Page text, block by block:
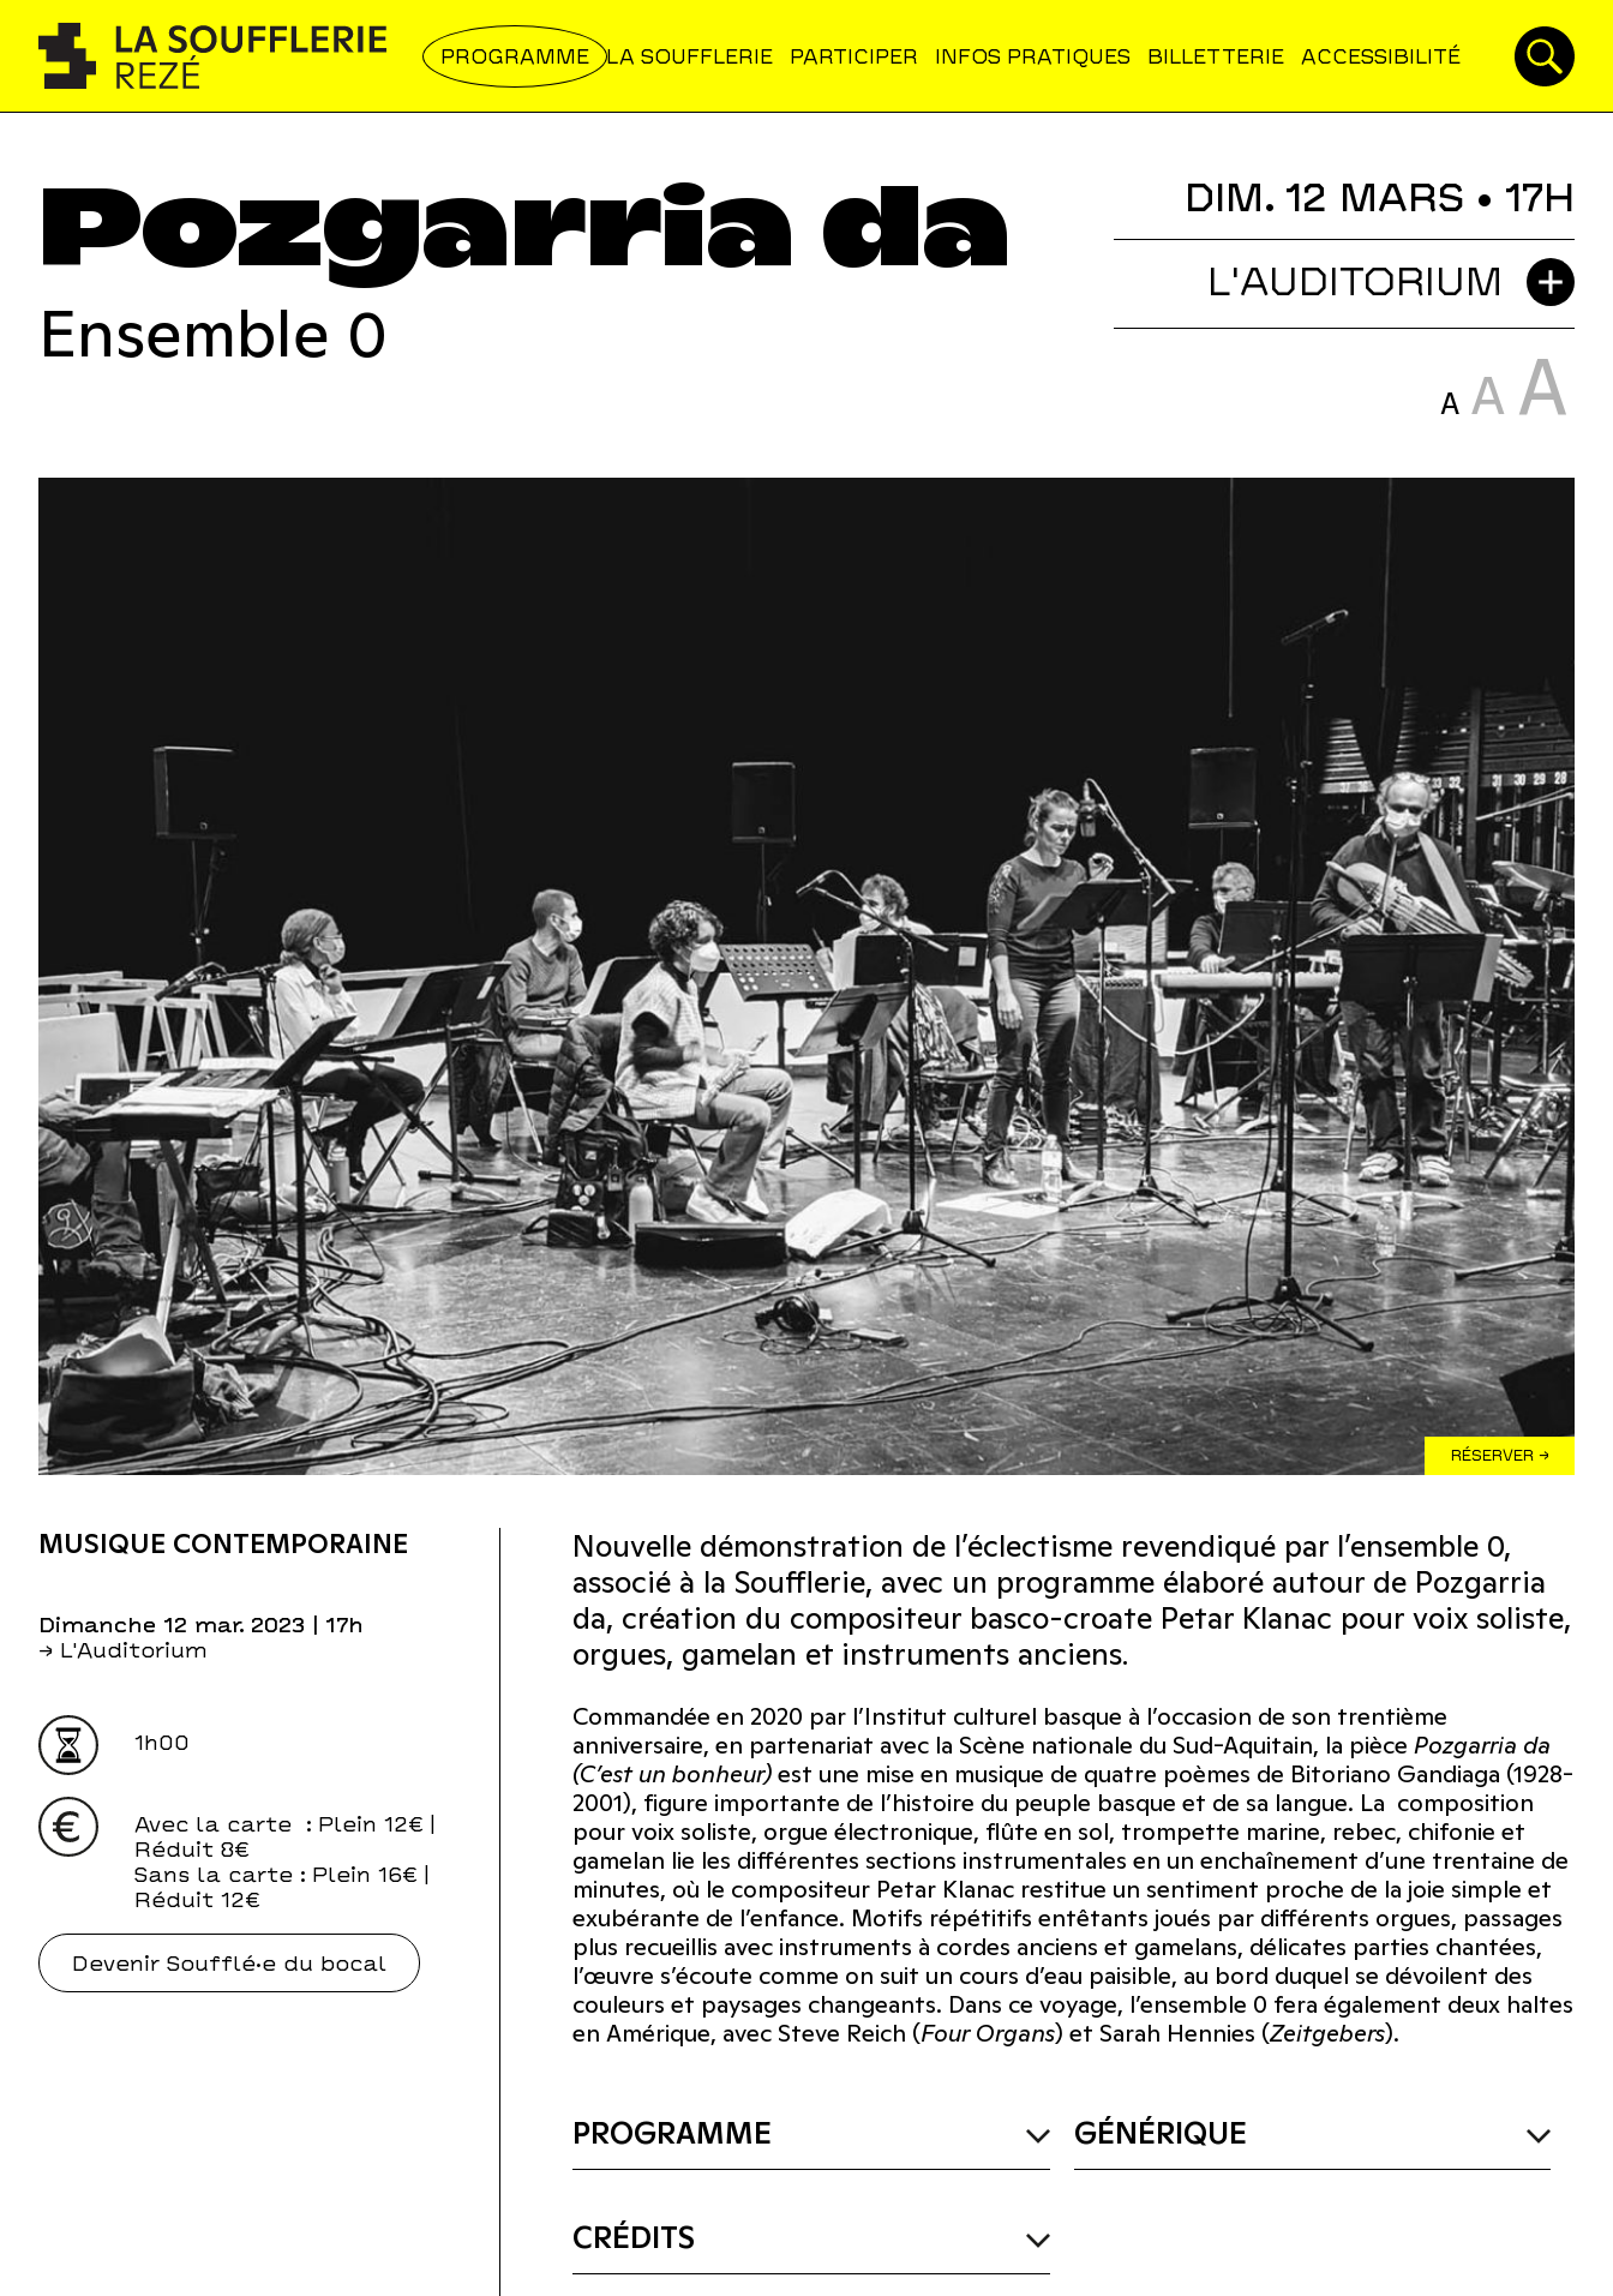
PROGRAMME LA SOUFFLERIE PARTICIPER INFOS PRATIQUES BILLETTERIE ACCESSIBILITÉ
Pozgarria da
Ensemble 0
DIM. 12 MARS • 17H
L'AUDITORIUM
A A A
RÉSERVER →
MUSIQUE CONTEMPORAINE
dimanche 12 mar. 2023 | 17h
→ L'Auditorium
1h00
Avec la carte
: Plein 12€ |
Réduit 8€
Sans la carte : Plein 16€ |
Réduit 12€
Devenir Soufflé·e du bocal
Nouvelle démonstration de l’éclectisme revendiqué par l’ensemble 0,
associé à la Soufflerie, avec un programme élaboré autour de Pozgarria
da, création du compositeur basco-croate Petar Klanac pour voix soliste,
orgues, gamelan et instruments anciens.
Commandée en 2020 par l’Institut culturel basque à l’occasion de son trentième
anniversaire, en partenariat avec la Scène nationale du Sud-Aquitain, la pièce Pozgarria da
(C’est un bonheur)est une mise en musique de quatre poèmes de Bitoriano Gandiaga (1928-
2001), figure importante de l’histoire du peuple basque et de sa langue. La composition
pour voix soliste, orgue électronique, flûte en sol, trompette marine, rebec, chifonie et
gamelan lie les différentes sections instrumentales en un enchaînement d’une trentaine de
minutes, où le compositeur Petar Klanac restitue un sentiment proche de la joie simple et
exubérante de l’enfance. Motifs répétitifs entêtants joués par différents orgues, passages
plus recueillis avec instruments à cordes anciens et gamelans, délicates parties chantées,
l’œuvre s’écoute comme on suit un cours d’eau paisible, au bord duquel se dévoilent des
couleurs et paysages changeants. Dans ce voyage, l’ensemble 0 fera également deux haltes
en Amérique, avec Steve Reich (Four Organs) et Sarah Hennies (Zeitgebers).
PROGRAMME GÉNÉRIQUE
CRÉDITS